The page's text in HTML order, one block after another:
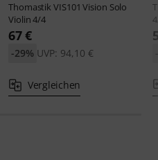
ThomastikVIS101 Vision Solo
Violin 4/4
67 €
UVP: 94,10 €
-29%
Vergleichen